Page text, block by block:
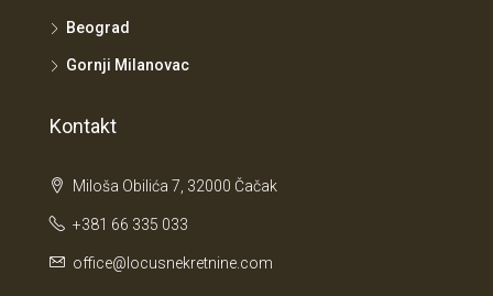
Beograd
Gornji Milanovac
Kontakt
Miloša Obilića 7, 32000 Čačak
+381 66 335 033
office@locusnekretnine.com